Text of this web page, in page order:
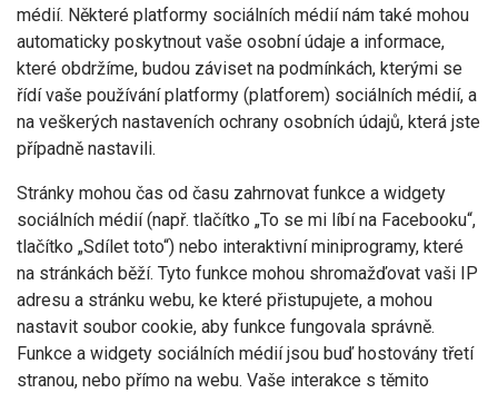
médií. Některé platformy sociálních médií nám také mohou
automaticky poskytnout vaše osobní údaje a informace,
které obdržíme, budou záviset na podmínkách, kterými se
řídí vaše používání platformy (platforem) sociálních médií, a
na veškerých nastaveních ochrany osobních údajů, která jste
případně nastavili.
Stránky mohou čas od času zahrnovat funkce a widgety
sociálních médií (např. tlačítko „To se mi líbí na Facebooku“,
tlačítko „Sdílet toto“) nebo interaktivní miniprogramy, které
na stránkách běží. Tyto funkce mohou shromažďovat vaši IP
adresu a stránku webu, ke které přistupujete, a mohou
nastavit soubor cookie, aby funkce fungovala správně.
Funkce a widgety sociálních médií jsou buď hostovány třetí
stranou, nebo přímo na webu. Vaše interakce s těmito